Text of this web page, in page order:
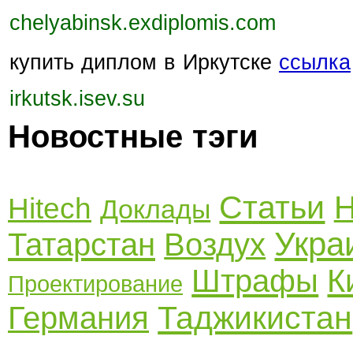
chelyabinsk.exdiplomis.com
купить диплом в Иркутске ссылка
irkutsk.isev.su
Новостные тэги
Hitech Доклады Статьи
Татарстан Воздух
Проектирование Штрафы
Германия Таджикистан